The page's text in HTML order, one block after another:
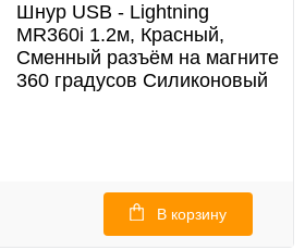
Шнур USB - Lightning
MR360i 1.2м, Красный,
Сменный разъём на магните
360 градусов Силиконовый
В корзину